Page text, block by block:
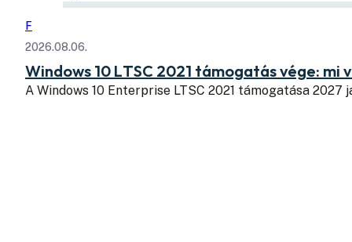
F
2026.08.06.
Windows 10 LTSC 2021 támogatás vége: mi
A Windows 10 Enterprise LTSC 2021 támogatása 2027